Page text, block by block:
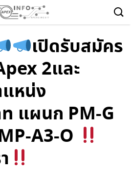
เปิดรับสมัคร
2และ
หน่ง
แผนก PM-G
A3-O